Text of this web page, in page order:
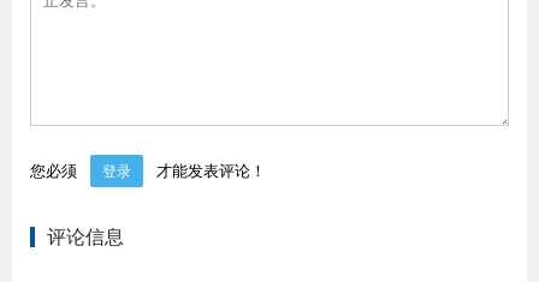
您必须 登录 才能发表评论！
评论信息